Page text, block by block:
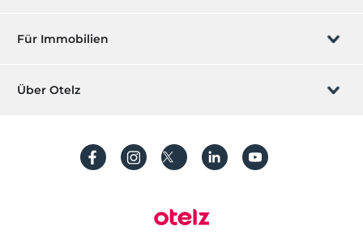
Rezeption
Häufig gestellte Fragen
Geschenkgutschein
Konto erstellen
Für Immobilien
Ihr Hotel auflisten
Über Otelz
Bedingungen und Konditionen